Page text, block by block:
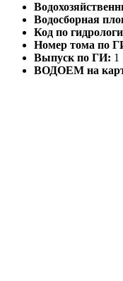
Водосборная
Код по
Номер тома по
Выпуск по ГИ: 1
ВОДОЕМ на